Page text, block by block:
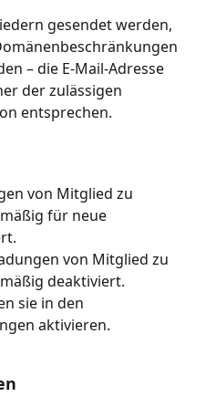
gesendet werden,
– die E-Mail-Adresse
der zulässigen
entsprechen.
von Mitglied zu
für neue
von Mitglied zu
deaktiviert.
sie in den
aktivieren.